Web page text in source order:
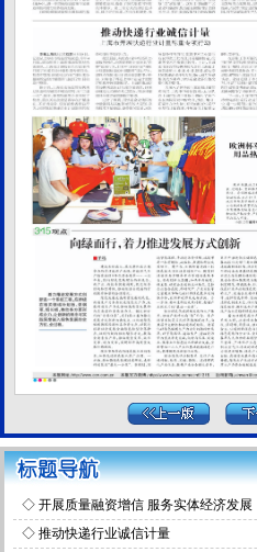
◇ 开展质量融资增信 服务实体经济发展
◇ 推动快递行业诚信计量